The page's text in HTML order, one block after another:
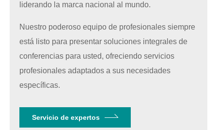
liderando la marca nacional al mundo.
Nuestro poderoso equipo de profesionales siempre
está listo para presentar soluciones integrales de
conferencias para usted, ofreciendo servicios
profesionales adaptados a sus necesidades
específicas.
Servicio de expertos